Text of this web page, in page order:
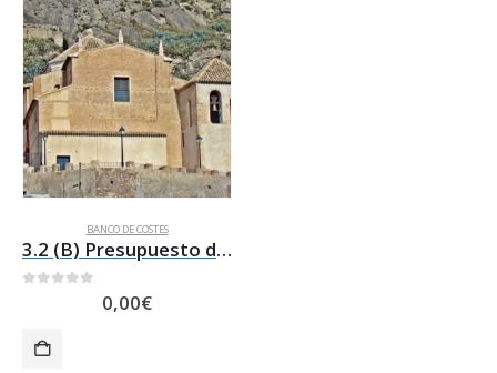
BANCO DE COSTES
3.2 (B) Presupuesto de RESTAURACION DE LA ERMITA DEL CARMEN DE MULA
out of 50,00€